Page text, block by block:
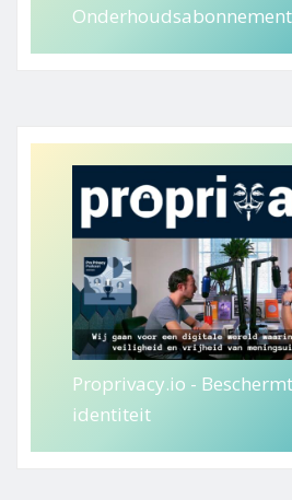
Onderhoudsabonnement
Proprivacy.io -
identiteit